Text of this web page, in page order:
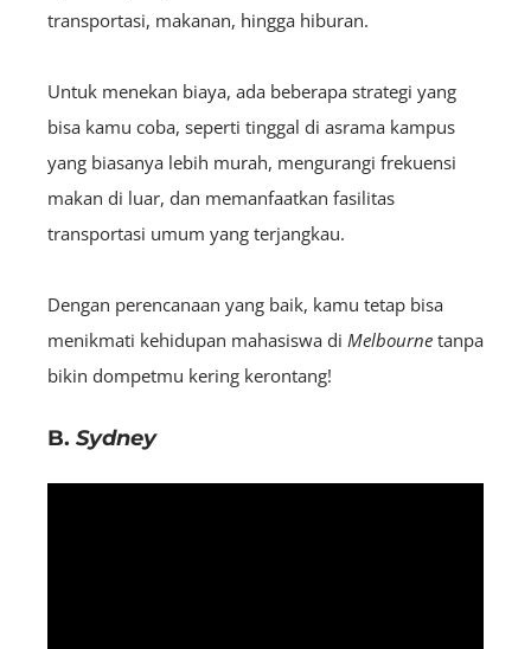
transportasi, makanan, hingga hiburan.
Untuk menekan biaya, ada beberapa strategi yang
bisa kamu coba, seperti tinggal di asrama kampus
yang biasanya lebih murah, mengurangi frekuensi
makan di luar, dan memanfaatkan fasilitas
transportasi umum yang terjangkau.
Dengan perencanaan yang baik, kamu tetap bisa
menikmati kehidupan mahasiswa di Melbourne tanpa
bikin dompetmu kering kerontang!
B. Sydney